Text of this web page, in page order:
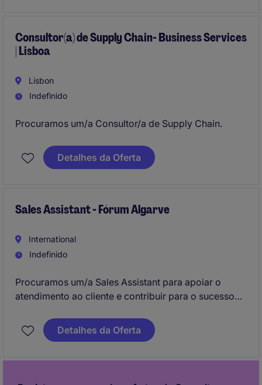
cumprimento dos objetivos comerciais da agência.
Consultor(a) de Supply Chain- Business Services
| Lisboa
Lisbon
Indefinido
Procuramos um/a Consultor/a de Supply Chain.
Detalhes da Oferta
Sales Assistant - Fórum Algarve
International
Indefinido
Procuramos um/a Sales Assistant para apoiar o
atendimento ao cliente e contribuir para o sucesso
Alagrve. O seu papel será fundamental para garantir
uma experiência de compra positiva e eficiente.
Detalhes da Oferta